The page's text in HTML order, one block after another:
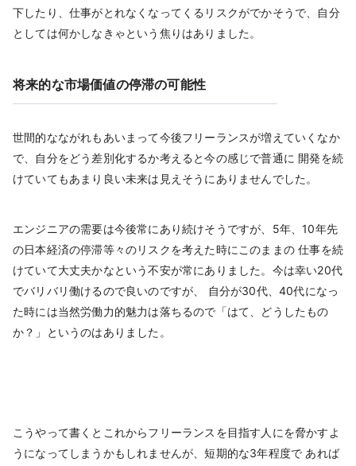
下したり、仕事がとれなくなってくるリスクがでかそうで、自分
としては何かしなきゃという焦りはありました。
将来的な市場価値の停滞の可能性
世間的なながれもあいまって今後フリーランスが増えていくなか
で、自分をどう差別化するか考えると今の感じで普通に 開発を続
けていてもあまり良い未来は見えそうにありませんでした。
エンジニアの需要は今後常にあり続けそうですが、5年、10年先
の日本経済の停滞等々のリスクを考えた時にこのままの 仕事を続
けていて大丈夫かなという不安が常にありました。今は幸い20代
でバリバリ働けるので良いのですが、 自分が30代、40代になっ
た時には当然労働力的魅力は落ちるので「はて、どうしたもの
か？」というのはありました。
こうやって書くとこれからフリーランスを目指す人にを脅かすよ
うになってしまうかもしれませんが、短期的な3年程度で あれば